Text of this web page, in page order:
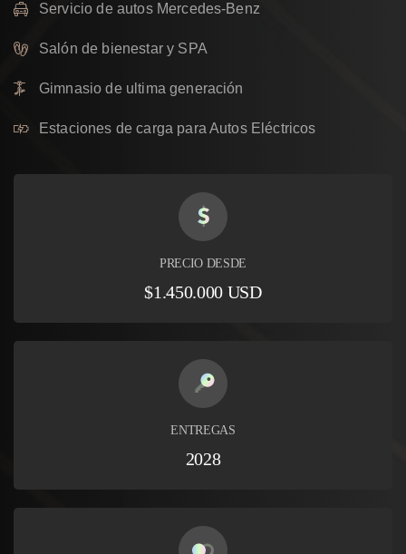
Servicio de autos Mercedes-Benz
Salón de bienestar y SPA
Gimnasio de ultima generación
Estaciones de carga para Autos Eléctricos
PRECIO DESDE
$1.450.000 USD
ENTREGAS
2028